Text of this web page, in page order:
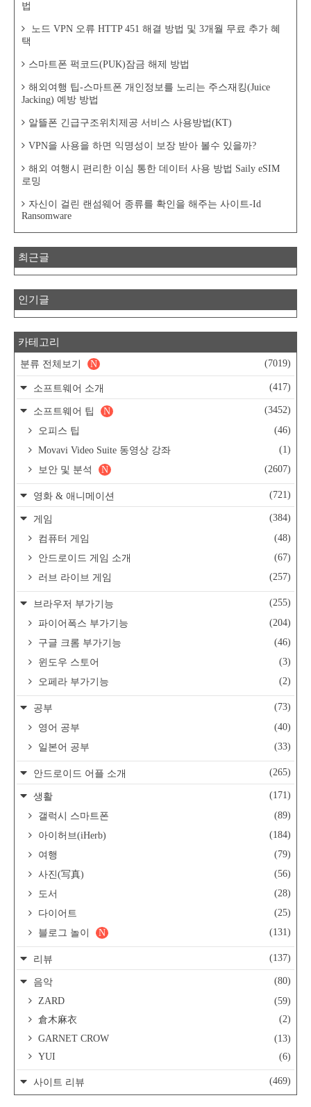
법
노드 VPN 오류 HTTP 451 해결 방법 및 3개월 무료 추가 혜
택
스마트폰 퍽코드(PUK)잠금 해제 방법
해외여행 팁-스마트폰 개인정보를 노리는 주스재킹(Juice
Jacking) 예방 방법
알뜰폰 긴급구조위치제공 서비스 사용방법(KT)
VPN을 사용을 하면 익명성이 보장 받아 볼수 있을까?
해외 여행시 편리한 이심 통한 데이터 사용 방법 Saily eSIM
로밍
자신이 걸린 랜섬웨어 종류를 확인을 해주는 사이트-Id
Ransomware
최근글
인기글
카테고리
분류 전체보기 (7019)
N
소프트웨어 소개 (417)
소프트웨어 팁 (3452)
N
오피스 팁
(46)
Movavi Video Suite 동영상 강좌
(1)
보안 및 분석
(2607)
N
영화 & 애니메이션 (721)
게임
(384)
컴퓨터 게임
(48)
안드로이드 게임 소개
(67)
러브 라이브 게임
(257)
브라우저 부가기능
(255)
파이어폭스 부가기능
(204)
구글 크롬 부가기능
(46)
윈도우 스토어
(3)
오페라 부가기능
(2)
공부
(73)
영어 공부
(40)
일본어 공부
(33)
안드로이드 어플 소개 (265)
생활
(171)
갤럭시 스마트폰
(89)
아이허브(iHerb)
(184)
여행
(79)
사진(写真)
(56)
도서
(28)
다이어트
(25)
블로그 놀이
(131)
N
리뷰 (137)
음악
(80)
ZARD
(59)
倉木麻衣
(2)
GARNET CROW
(13)
YUI
(6)
사이트 리뷰 (469)